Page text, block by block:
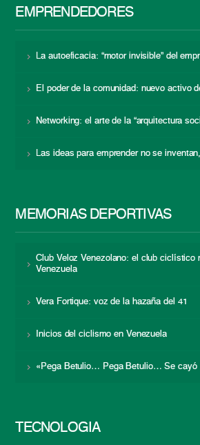
EMPRENDEDORES
La autoeficacia: “motor invisible” del
El poder de la comunidad: nuevo activo
Networking: el arte de la “arquitectura
Las ideas para emprender no se
MEMORIAS DEPORTIVAS
Club Veloz Venezolano: el club ciclístico
Venezuela
Vera Fortique: voz de la hazaña del 41
Inicios del ciclismo en Venezuela
«Pega Betulio… Pega Betulio… Se cayó
TECNOLOGÍA